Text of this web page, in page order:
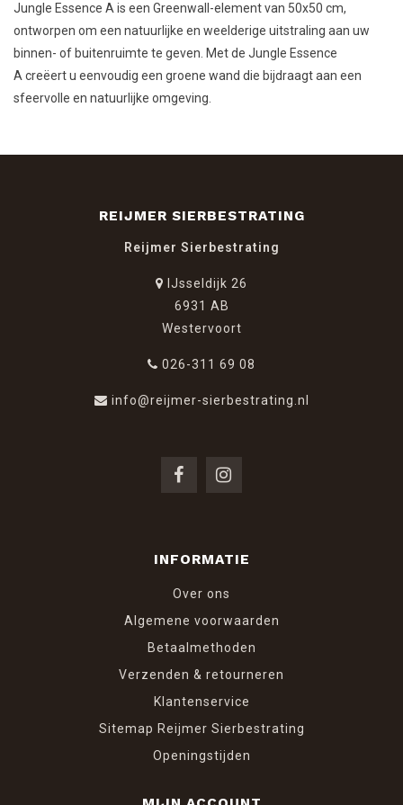
Jungle Essence A is een Greenwall-element van 50x50 cm,
ontworpen om een natuurlijke en weelderige uitstraling aan uw
binnen- of buitenruimte te geven. Met de Jungle Essence
Acreëert u eenvoudig een groene wand die bijdraagt aan een
sfeervolle en natuurlijke omgeving.
REIJMER SIERBESTRATING
Reijmer Sierbestrating
IJsseldijk 26
6931 AB
Westervoort
026-311 69 08
info@reijmer-sierbestrating.nl
INFORMATIE
Over ons
Algemene voorwaarden
Betaalmethoden
Verzenden & retourneren
Klantenservice
Sitemap Reijmer Sierbestrating
Openingstijden